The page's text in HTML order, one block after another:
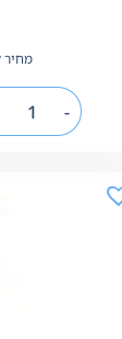
מחיר ל-
-